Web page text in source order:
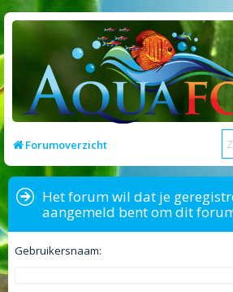
Forumoverzicht
Het forum wil dat je
aangemeld bent om dit
Gebruikersnaam: